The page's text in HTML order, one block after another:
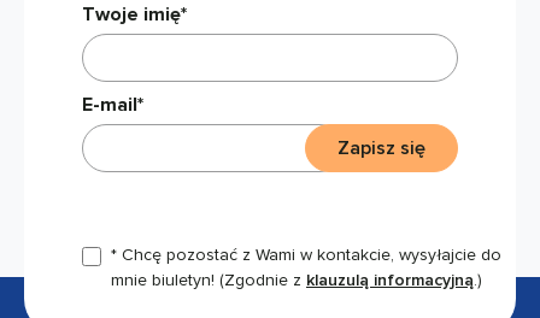
Twoje imię*
E-mail*
* Chcę pozostać z Wami w kontakcie, wysyłajcie do
mnie biuletyn! (Zgodnie z klauzulą informacyjną.)
Zapisz się